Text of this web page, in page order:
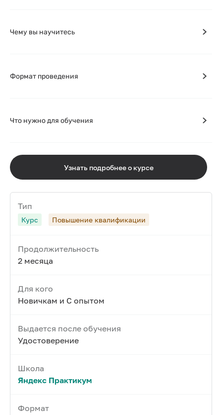
Чему вы научитесь
Формат проведения
Что нужно для обучения
Узнать подробнее о курсе
Тип
Курс Повышение квалификации
Продолжительность
2 месяца
Для кого
Новичкам и С опытом
Выдается после обучения
Удостоверение
Школа
Яндекс Практикум
Формат